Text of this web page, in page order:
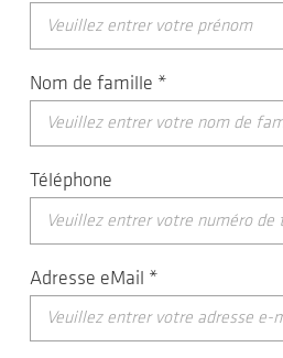
Nom de famille *
Téléphone
Adresse eMail *